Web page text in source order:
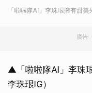
「啦啦隊AI」李珠珢擁有甜美
廣告
▲「啦啦隊AI」李珠
李珠珢IG）